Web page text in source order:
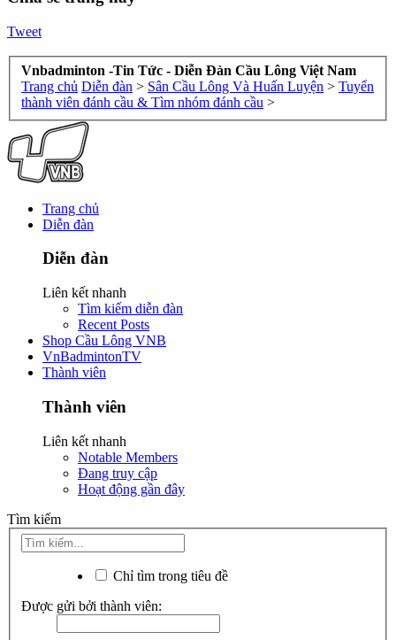
Tweet
Vnbadminton -Tin Tức - Diễn Đàn Cầu Lông Việt Nam
Trang chủ Diễn đàn > Sân Cầu Lông Và Huấn Luyện > Tuyển
thành viên đánh cầu & Tìm nhóm đánh cầu >
Trang chủ
Diễn đàn
Diễn đàn
Liên kết nhanh
Tìm kiếm diễn đàn
Recent Posts
Shop Cầu Lông VNB
VnBadmintonTV
Thành viên
Thành viên
Liên kết nhanh
Notable Members
Đang truy cập
Hoạt động gần đây
Tìm kiếm
Chỉ tìm trong tiêu đề
Được gửi bởi thành viên: